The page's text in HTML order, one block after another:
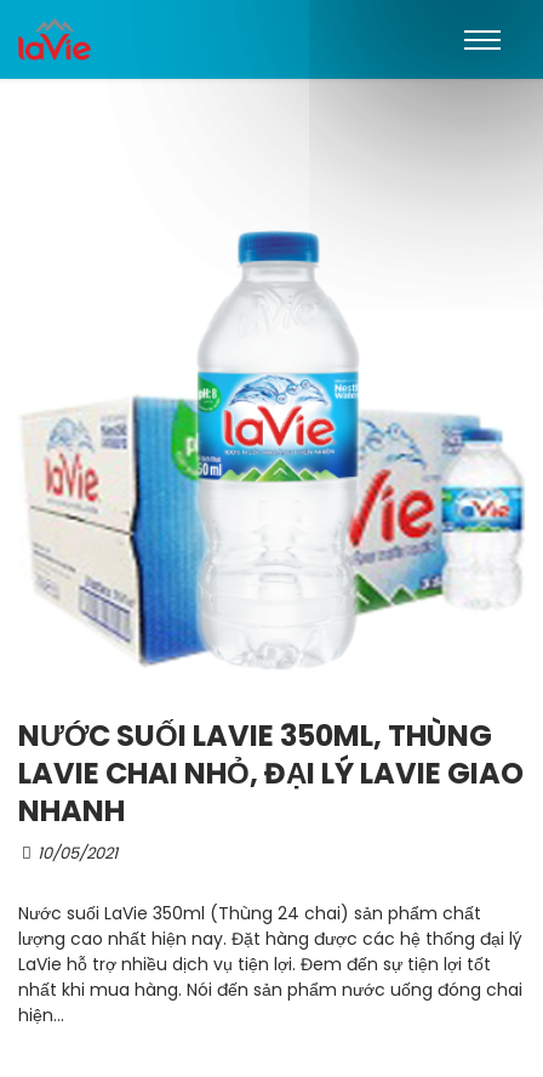
NƯỚC SUỐI LAVIE 350ML, THÙNG
LAVIE CHAI NHỎ, ĐẠI LÝ LAVIE GIAO
NHANH
10/05/2021
Nước suối LaVie 350ml (Thùng 24 chai) sản phẩm chất
lượng cao nhất hiện nay. Đặt hàng được các hệ thống đại lý
LaVie hỗ trợ nhiều dịch vụ tiện lợi. Đem đến sự tiện lợi tốt
nhất khi mua hàng. Nói đến sản phẩm nước uống đóng chai
hiện...